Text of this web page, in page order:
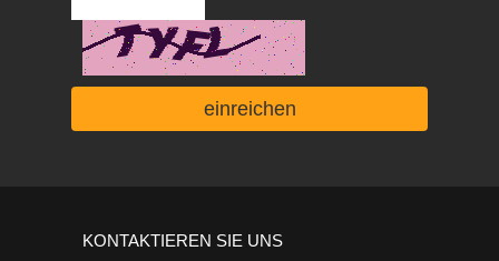
KONTAKTIEREN SIE UNS